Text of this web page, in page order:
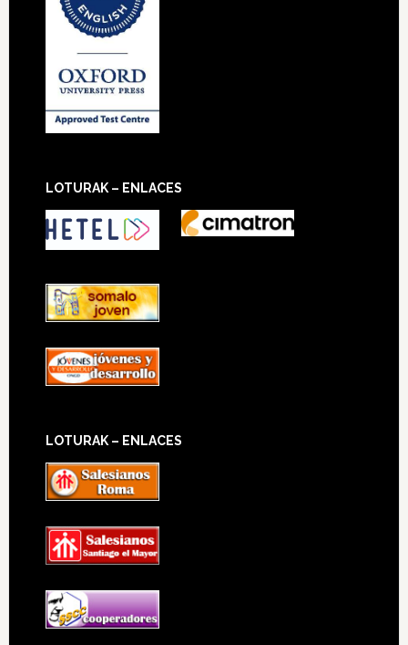
LOTURAK – ENLACES
LOTURAK – ENLACES